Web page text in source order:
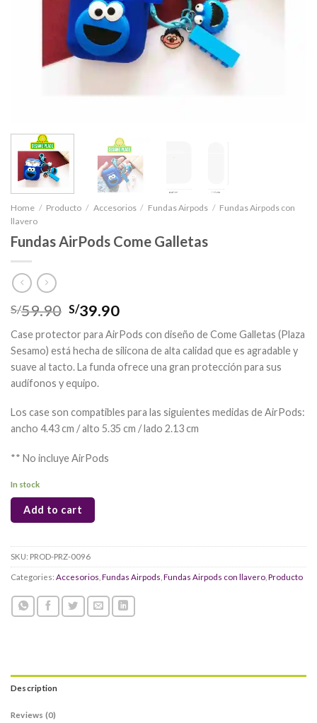
Home / Producto / Accesorios / Fundas Airpods / Fundas Airpods con
llavero
Fundas AirPods Come Galletas
S/59.90 S/39.90
Case protector para AirPods con diseño de Come Galletas (Plaza
Sesamo) está hecha de silicona de alta calidad que es agradable y
suave al tacto. La funda ofrece una gran protección para sus
audífonos y equipo.
Los case son compatibles para las siguientes medidas de AirPods:
ancho 4.43 cm / alto 5.35 cm / lado 2.13 cm
** No incluye AirPods
In stock
Add to cart
SKU: PROD-PRZ-0096
Categories: Accesorios Fundas Airpods Fundas Airpods con llavero Producto
Description
Reviews (0)